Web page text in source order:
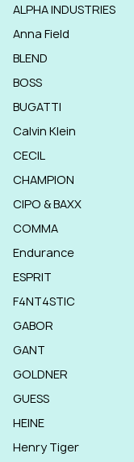
ALPHA INDUSTRIES
Anna Field
BLEND
BOSS
BUGATTI
Calvin Klein
CECIL
CHAMPION
CIPO & BAXX
COMMA
Endurance
ESPRIT
F4NT4STIC
GABOR
GANT
GOLDNER
GUESS
HEINE
Henry Tiger